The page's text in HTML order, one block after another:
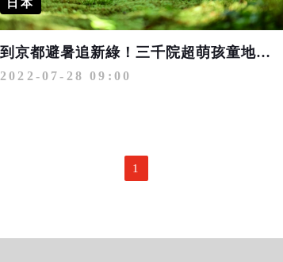
日本
到京都避暑追新綠！三千院超萌孩童地藏、特色庭園漫步
2022-07-28 09:00
1